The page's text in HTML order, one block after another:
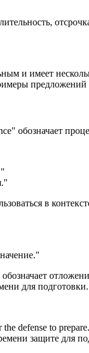
и имеет
обозначает
"
в
для подготовки.
defense to prepare.
защите для